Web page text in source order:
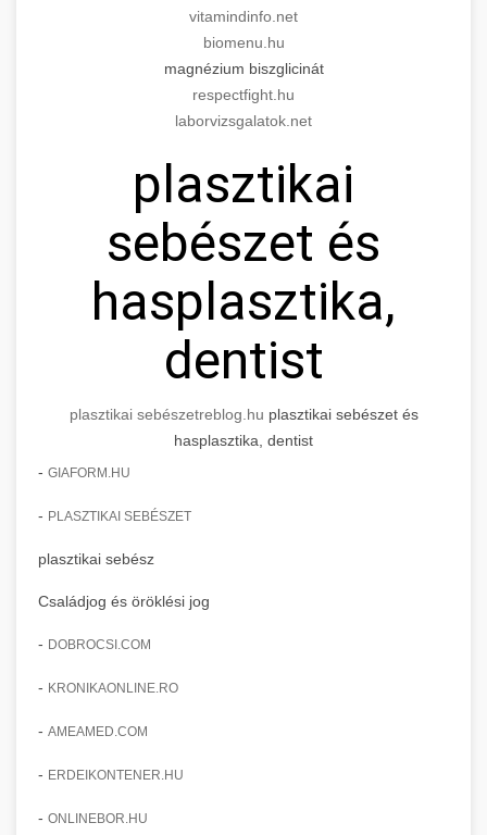
vitamindinfo.net
biomenu.hu
magnézium biszglicinát
respectfight.hu
laborvizsgalatok.net
plasztikai
sebészet és
hasplasztika,
dentist
plasztikai sebészetreblog.hu plasztikai sebészet és
hasplasztika, dentist
- GIAFORM.HU
- PLASZTIKAI SEBÉSZET
plasztikai sebész
Családjog és öröklési jog
- DOBROCSI.COM
- KRONIKAONLINE.RO
- AMEAMED.COM
- ERDEIKONTENER.HU
- ONLINEBOR.HU